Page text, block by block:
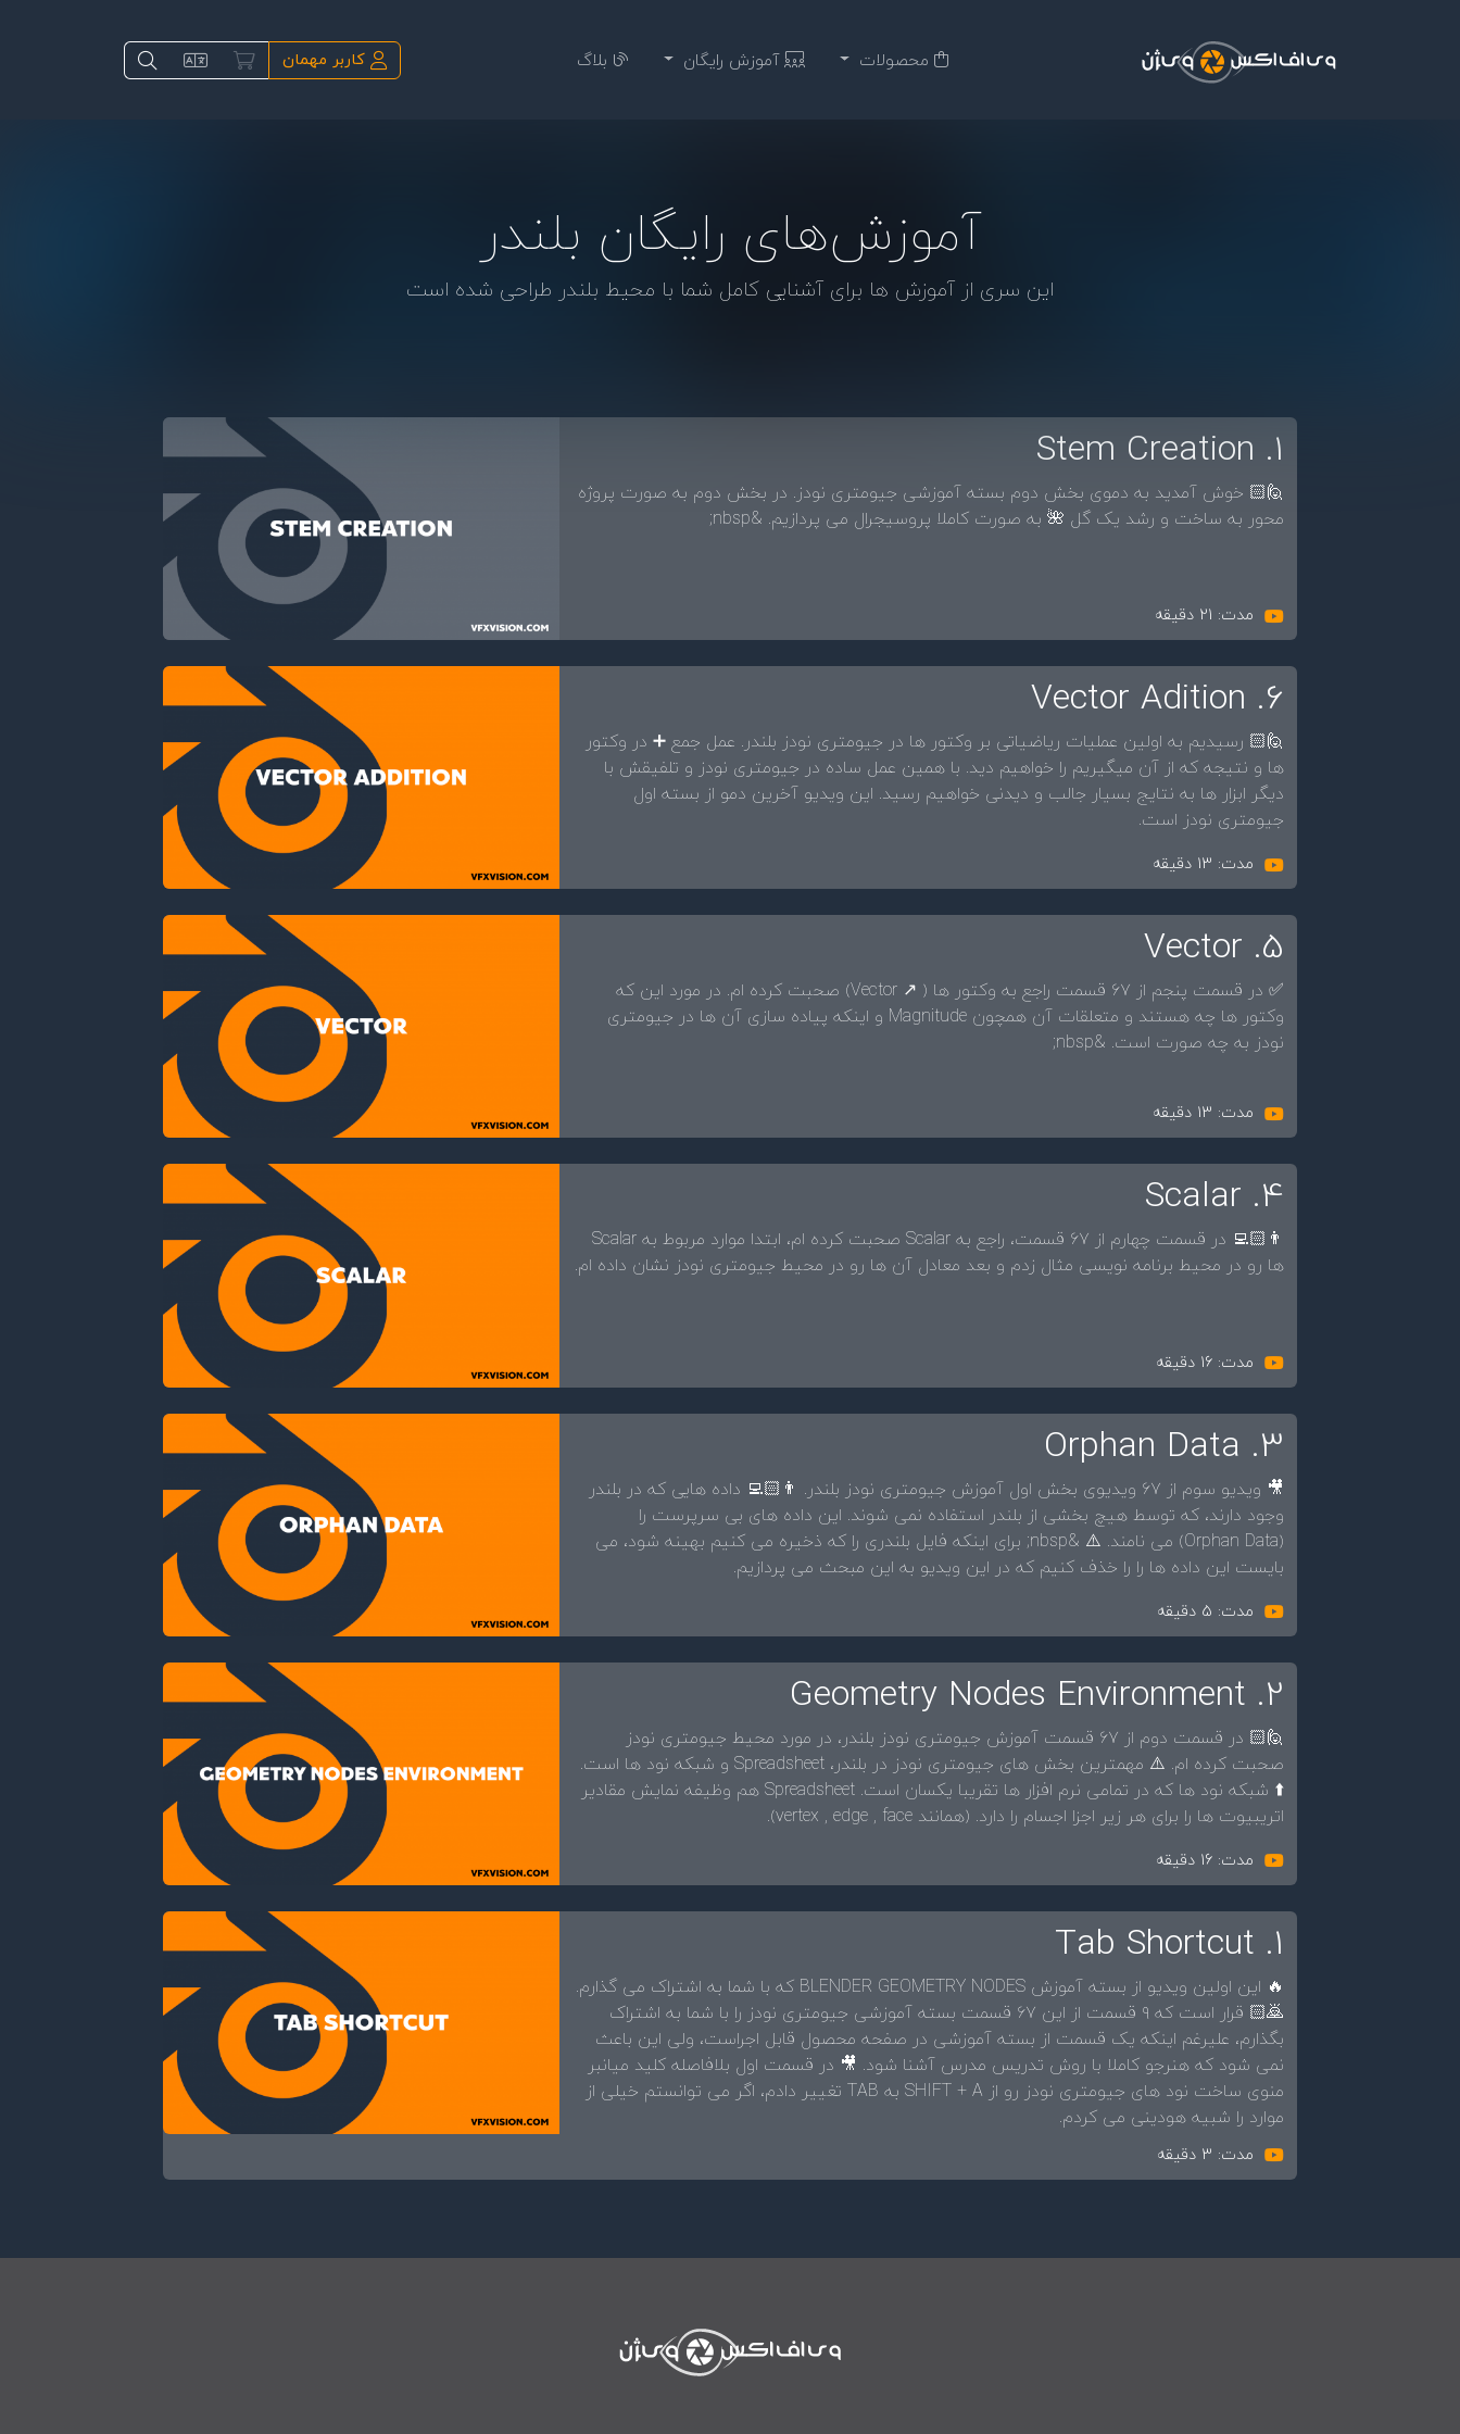
محصولات آموزش رایگان بلاگ کاربر مهمان
آموزش‌های رایگان بلندر
این سری از آموزش ها برای آشنایی کامل شما با محیط بلندر طراحی شده است
1. Stem Creation
🙋🏻 خوش آمدید به دموی بخش دوم بسته آموزشی جیومتری نودز. در بخش دوم به صورت پروژه
محور به ساخت و رشد یک گل 🌺 به صورت کاملا پروسیجرال می پردازیم. &nbsp;
مدت: 21 دقیقه
6. Vector Adition
🙋🏻 رسیدیم به اولین عملیات ریاضیاتی بر وکتور ها در جیومتری نودز بلندر. عمل جمع ➕ در وکتور
ها و نتیجه که از آن میگیریم را خواهیم دید. با همین عمل ساده در جیومتری نودز و تلفیقش با
دیگر ابزار ها به نتایج بسیار جالب و دیدنی خواهیم رسید. این ویدیو آخرین دمو از بسته اول
جیومتری نودز است.
مدت: 13 دقیقه
5. Vector
✅ در قسمت پنجم از ۶۷ قسمت راجع به وکتور ها ( ↗️ Vector) صحبت کرده ام. در مورد این که
وکتور ها چه هستند و متعلقات آن همچون Magnitude و اینکه پیاده سازی آن ها در جیومتری
نودز به چه صورت است. &nbsp;
مدت: 13 دقیقه
4. Scalar
👨🏻‍💻 در قسمت چهارم از ۶۷ قسمت، راجع به Scalar صحبت کرده ام، ابتدا موارد مربوط به Scalar
ها رو در محیط برنامه نویسی مثال زدم و بعد معادل آن ها رو در محیط جیومتری نودز نشان داده ام.
مدت: 16 دقیقه
3. Orphan Data
🎥 ویدیو سوم از ۶۷ ویدیوی بخش اول آموزش جیومتری نودز بلندر. 👨🏻‍💻 داده هایی که در بلندر
وجود دارند، که توسط هیچ بخشی از بلندر استفاده نمی شوند. این داده های بی سرپرست را
(Orphan Data) می نامند. ⚠️ &nbsp; برای اینکه فایل بلندری را که ذخیره می کنیم بهینه شود، می
بایست این داده ها را را خذف کنیم که در این ویدیو به این مبحث می پردازیم.
مدت: 5 دقیقه
2. Geometry Nodes Environment
🙋🏻 در قسمت دوم از ۶۷ قسمت آموزش جیومتری نودز بلندر، در مورد محیط جیومتری نودز
صحبت کرده ام. ⚠️ مهمترین بخش های جیومتری نودز در بلندر، Spreadsheet و شبکه نود ها است.
⬆️ شبکه نود ها که در تمامی نرم افزار ها تقریبا یکسان است. Spreadsheet هم وظیفه نمایش مقادیر
اتریبیوت ها را برای هر زیر اجزا اجسام را دارد. (همانند vertex , edge , face).
مدت: 16 دقیقه
1. Tab Shortcut
🔥 این اولین ویدیو از بسته آموزش BLENDER GEOMETRY NODES که با شما به اشتراک می گذارم.
🙇🏻 قرار است که ۹ قسمت از این ۶۷ قسمت بسته آموزشی جیومتری نودز را با شما به اشتراک
بگذارم، علیرغم اینکه یک قسمت از بسته آموزشی در صفحه محصول قابل اجراست، ولی این باعث
نمی شود که هنرجو کاملا با روش تدریس مدرس آشنا شود. 🎥 در قسمت اول بلافاصله کلید میانبر
منوی ساخت نود های جیومتری نودز رو از SHIFT + A به TAB تغییر دادم، اگر می توانستم خیلی از
موارد را شبیه هودینی می کردم.
مدت: 3 دقیقه